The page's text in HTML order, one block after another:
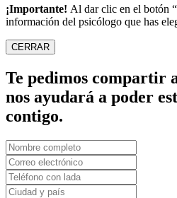
¡Importante! Al dar clic en el botón
información del psicólogo que has
CERRAR
Te pedimos compartir
nos ayudará a poder
contigo.